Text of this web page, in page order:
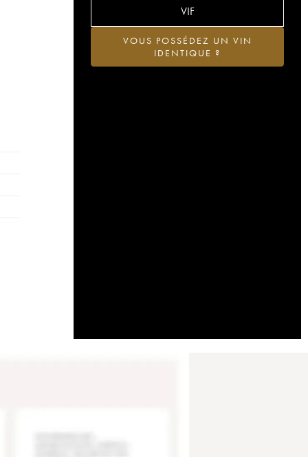
VIF
VOUS POSSÉDEZ UN VIN
IDENTIQUE ?